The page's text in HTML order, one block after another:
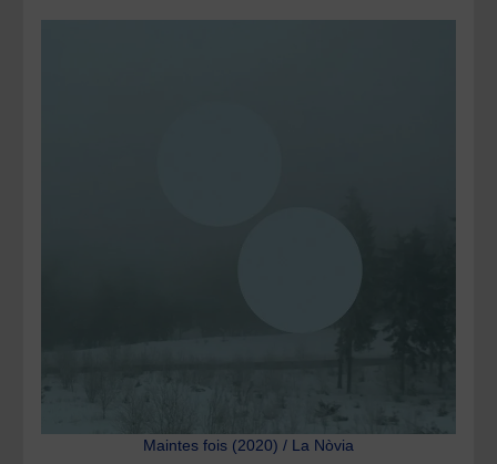
Maintes fois (2020) / La Nòvia